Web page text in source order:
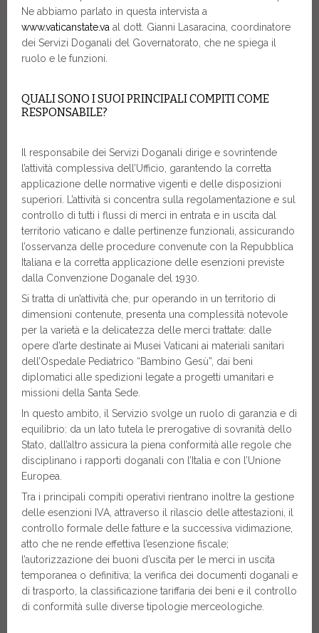
Ne abbiamo parlato in questa intervista a
www.vaticanstate.va al dott. Gianni Lasaracina, coordinatore
dei Servizi Doganali del Governatorato, che ne spiega il
ruolo e le funzioni.
QUALI SONO I SUOI PRINCIPALI COMPITI COME
RESPONSABILE?
Il responsabile dei Servizi Doganali dirige e sovrintende
l’attività complessiva dell’Ufficio, garantendo la corretta
applicazione delle normative vigenti e delle disposizioni
superiori. L’attività si concentra sulla regolamentazione e sul
controllo di tutti i flussi di merci in entrata e in uscita dal
territorio vaticano e dalle pertinenze funzionali, assicurando
l’osservanza delle procedure convenute con la Repubblica
Italiana e la corretta applicazione delle esenzioni previste
dalla Convenzione Doganale del 1930.
Si tratta di un’attività che, pur operando in un territorio di
dimensioni contenute, presenta una complessità notevole
per la varietà e la delicatezza delle merci trattate: dalle
opere d’arte destinate ai Musei Vaticani ai materiali sanitari
dell’Ospedale Pediatrico “Bambino Gesù”, dai beni
diplomatici alle spedizioni legate a progetti umanitari e
missioni della Santa Sede.
In questo ambito, il Servizio svolge un ruolo di garanzia e di
equilibrio: da un lato tutela le prerogative di sovranità dello
Stato, dall’altro assicura la piena conformità alle regole che
disciplinano i rapporti doganali con l’Italia e con l’Unione
Europea.
Tra i principali compiti operativi rientrano inoltre la gestione
delle esenzioni IVA, attraverso il rilascio delle attestazioni, il
controllo formale delle fatture e la successiva vidimazione,
atto che ne rende effettiva l’esenzione fiscale;
l’autorizzazione dei buoni d’uscita per le merci in uscita
temporanea o definitiva; la verifica dei documenti doganali e
di trasporto, la classificazione tariffaria dei beni e il controllo
di conformità sulle diverse tipologie merceologiche.